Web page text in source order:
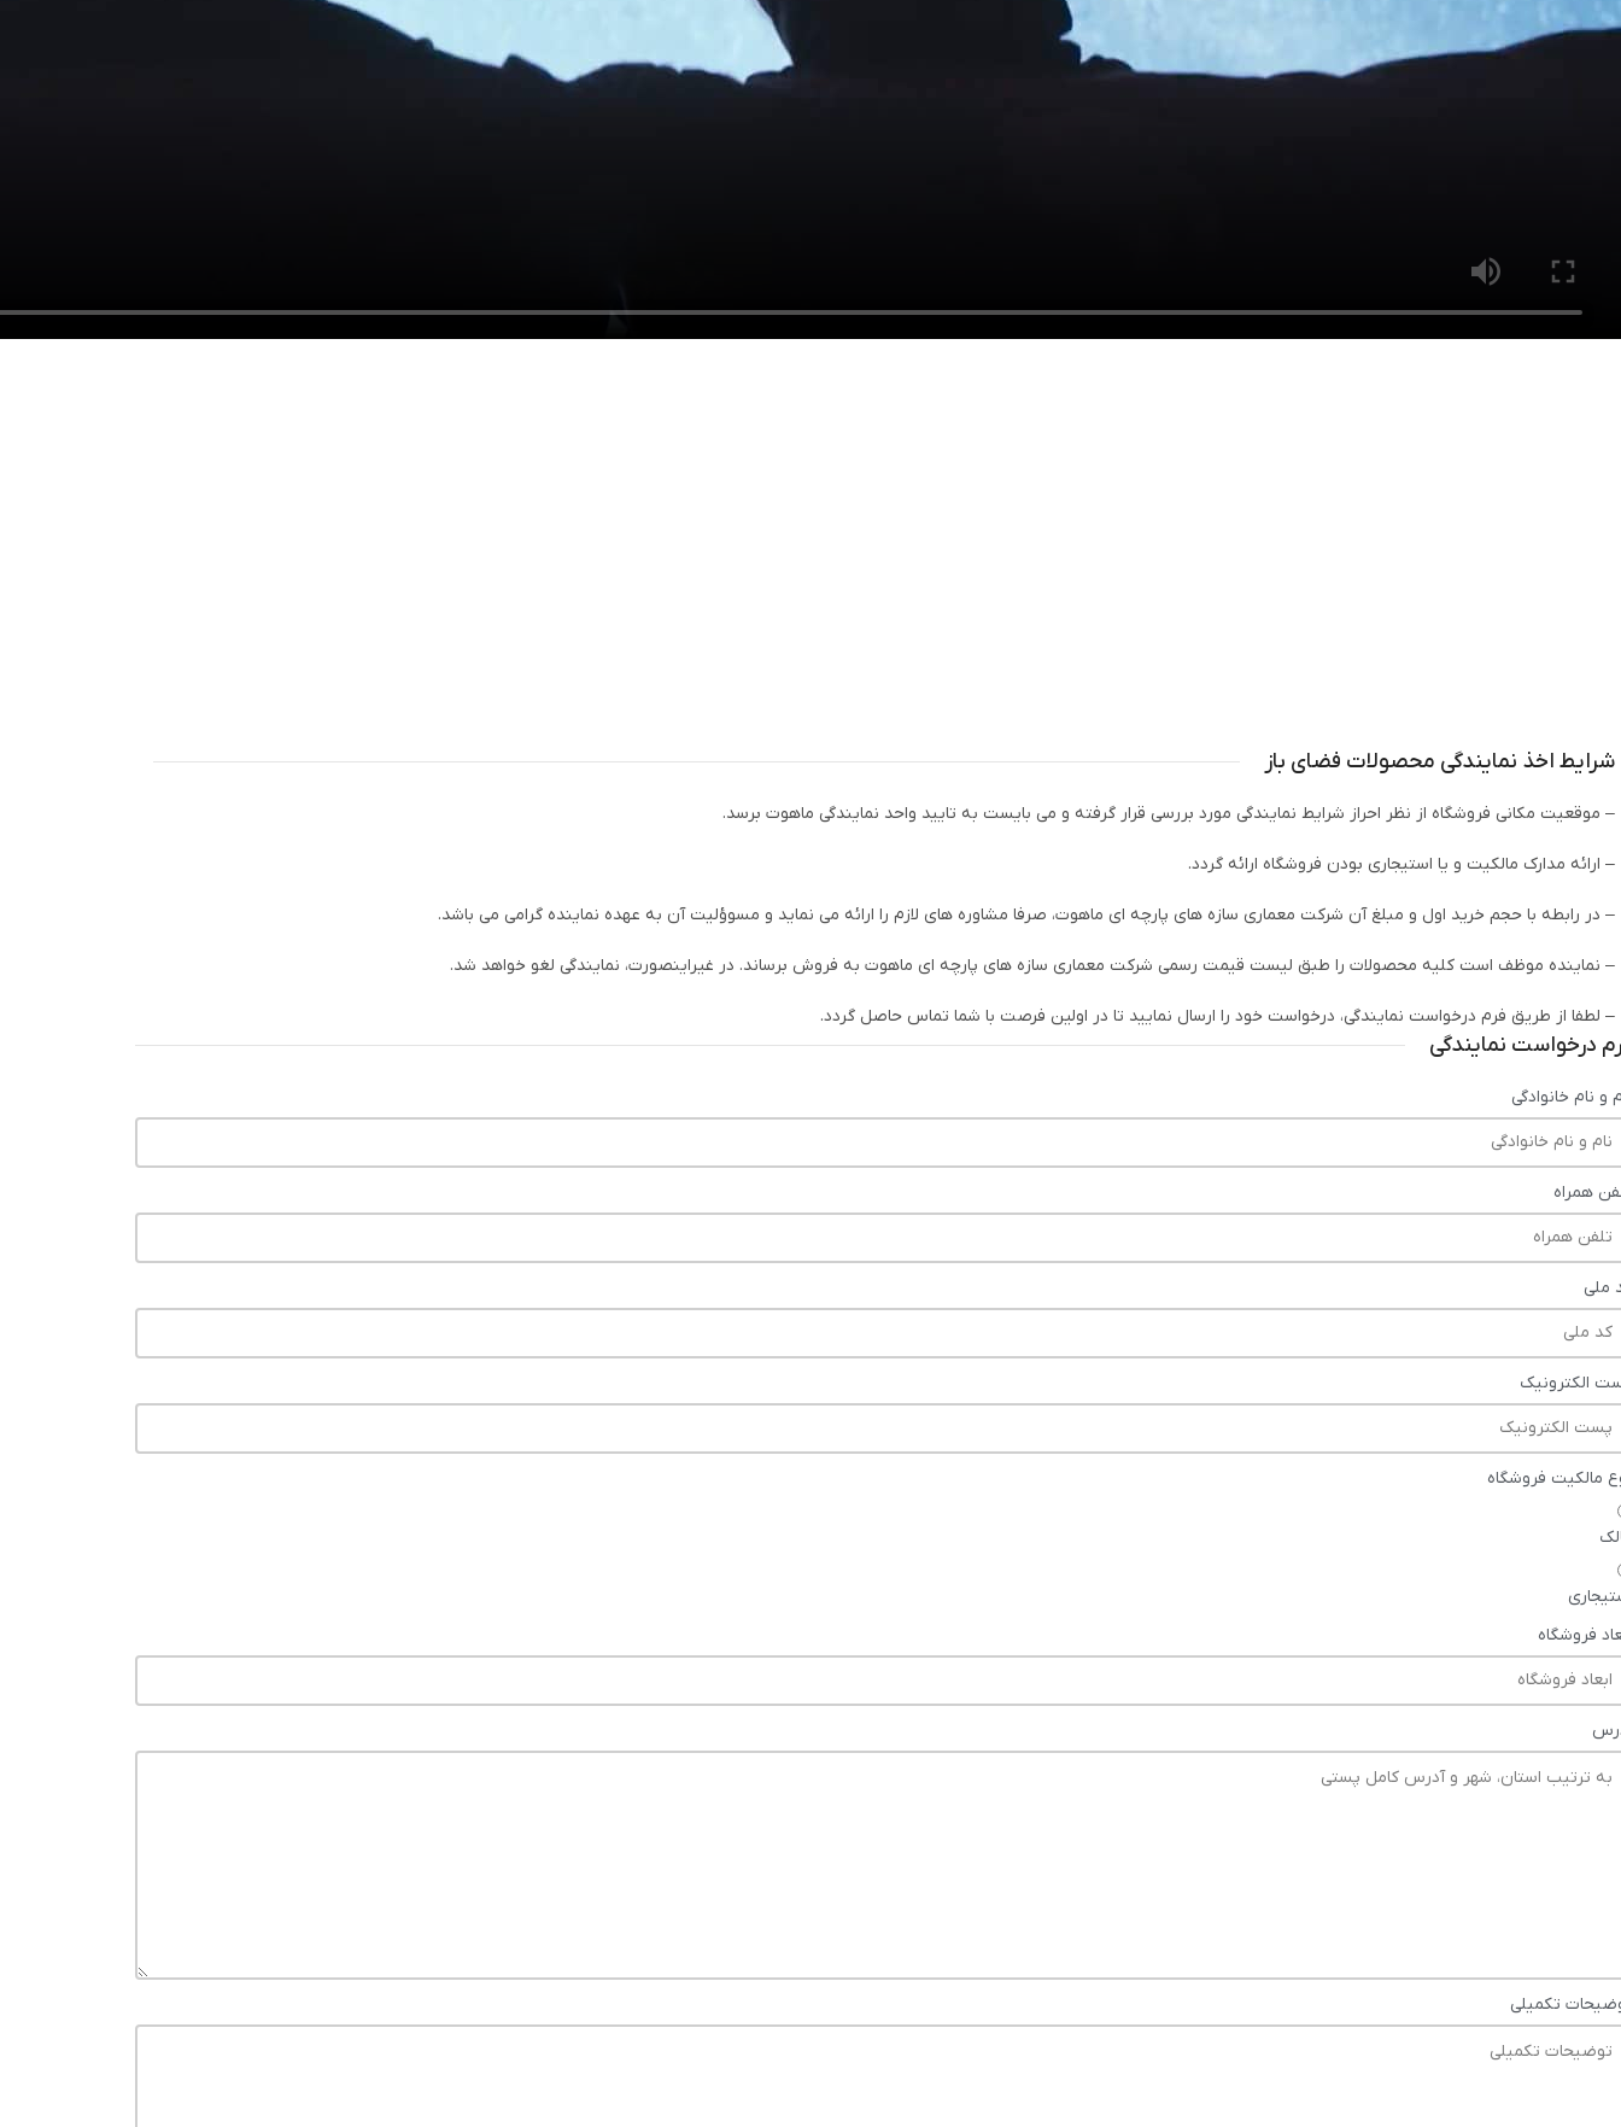
شرایط اخذ نمایندگی محصولات فضای باز
– موقعیت مکانی فروشگاه از نظر احراز شرایط نمایندگی مورد بررسی قرار گرفته و می بایست به تایید واحد نمایندگی ماهوت برسد.
– ارائه مدارک مالکیت و یا استیجاری بودن فروشگاه ارائه گردد.
– در رابطه با حجم خرید اول و مبلغ آن شرکت معماری سازه های پارچه ای ماهوت، صرفا مشاوره های لازم را ارائه می نماید و مسوؤلیت آن به عهده نماینده گرامی می باشد.
– نماینده موظف است کلیه محصولات را طبق لیست قیمت رسمی شرکت معماری سازه های پارچه ای ماهوت به فروش برساند. در غیراینصورت، نمایندگی لغو خواهد شد.
– لطفا از طریق فرم درخواست نمایندگی، درخواست خود را ارسال نمایید تا در اولین فرصت با شما تماس حاصل گردد.
درخواست نمایندگی
و نام خانوادگی
همراه
ملی
الکترونیک
مالکیت فروشگاه
فروشگاه
تکمیلی